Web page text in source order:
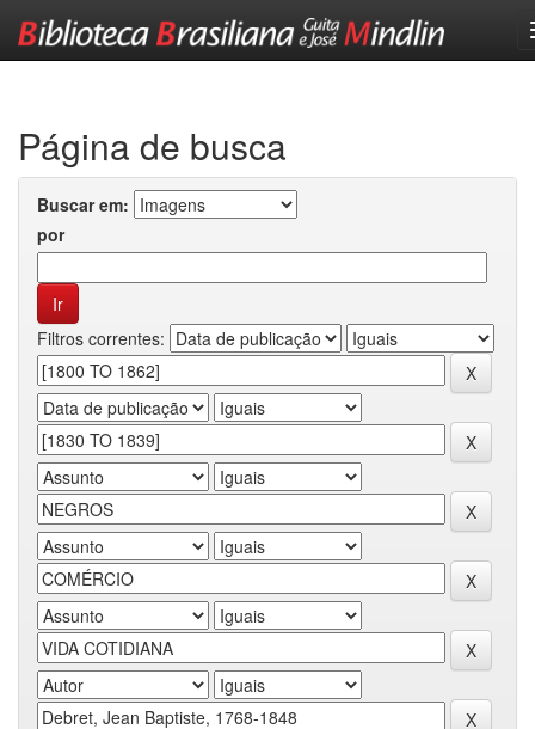
Página de busca
Buscar em:
por
Filtros correntes: